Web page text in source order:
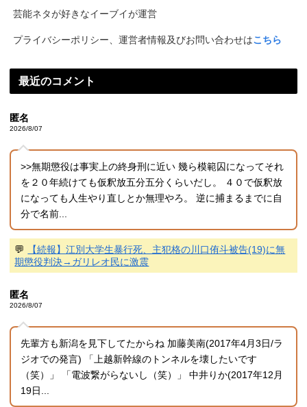
芸能ネタが好きなイーブイが運営
プライバシーポリシー、運営者情報及びお問い合わせはこちら
最近のコメント
匿名
2026/8/07
>>無期懲役は事実上の終身刑に近い 幾ら模範囚になってそれ
を２０年続けても仮釈放五分五分くらいだし。 ４０で仮釈放
になっても人生やり直しとか無理やろ。 逆に捕まるまでに自
分で名前...
💬
【続報】江別大学生暴行死、主犯格の川口侑斗被告(19)に無
期懲役判決→ガリレオ民に激震
匿名
2026/8/07
先輩方も新潟を見下してたからね 加藤美南(2017年4月3日/ラ
ジオでの発言) 「上越新幹線のトンネルを壊したいです
（笑）」 「電波繋がらないし（笑）」 中井りか(2017年12月
19日...